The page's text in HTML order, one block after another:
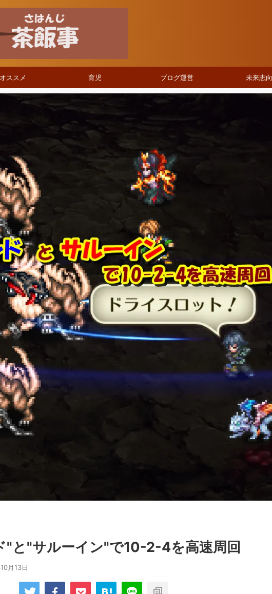
オススメ 育児 ブログ運営 未来志向
"と"サルーイン"で10-2-4を高速周回
月13日